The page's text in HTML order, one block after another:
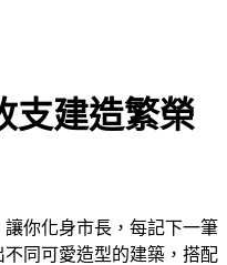
支建造繁榮
你化身市長，每記下一筆
同可愛造型的建築，搭配